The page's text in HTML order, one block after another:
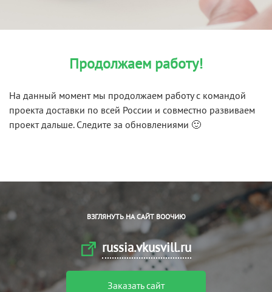
Продолжаем работу!
На данный момент мы продолжаем работу с командой
проекта доставки по всей России и совместно развиваем
проект дальше. Следите за обновлениями 🙂
ВЗГЛЯНУТЬ НА САЙТ ВООЧИЮ
russia.vkusvill.ru
Заказать сайт